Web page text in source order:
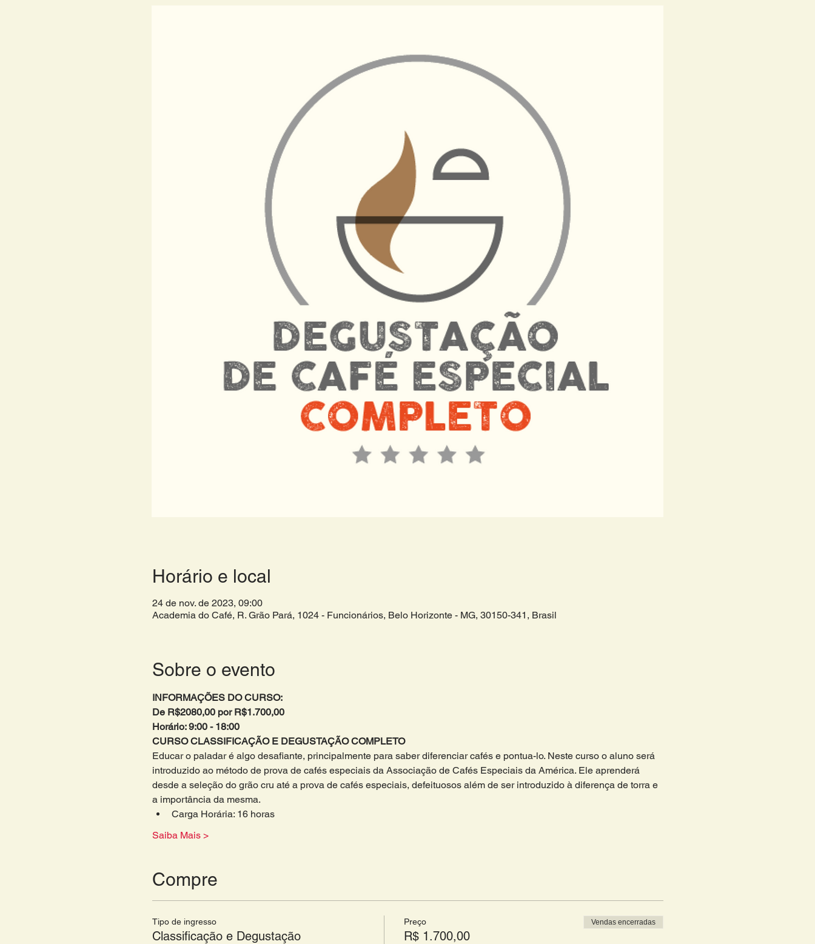
Horário e local
24 de nov. de 2023, 09:00
Academia do Café, R. Grão Pará, 1024 - Funcionários, Belo Horizonte - MG, 30150-341, Brasil
Sobre o evento
INFORMAÇÕES DO CURSO:
De R$2080,00 por R$1.700,00
Horário: 9:00 - 18:00
CURSO CLASSIFICAÇÃO E DEGUSTAÇÃO COMPLETO
Educar o paladar é algo desafiante, principalmente para saber diferenciar cafés e pontua-lo. Neste curso o aluno será
introduzido ao método de prova de cafés especiais da Associação de Cafés Especiais da América. Ele aprenderá
desde a seleção do grão cru até a prova de cafés especiais, defeituosos além de ser introduzido à diferença de torra e
a importância da mesma.
Carga Horária: 16 horas
Saiba Mais >
Compre
Tipo de ingresso
Classificação e Degustação
Preço
R$ 1.700,00
Vendas encerradas